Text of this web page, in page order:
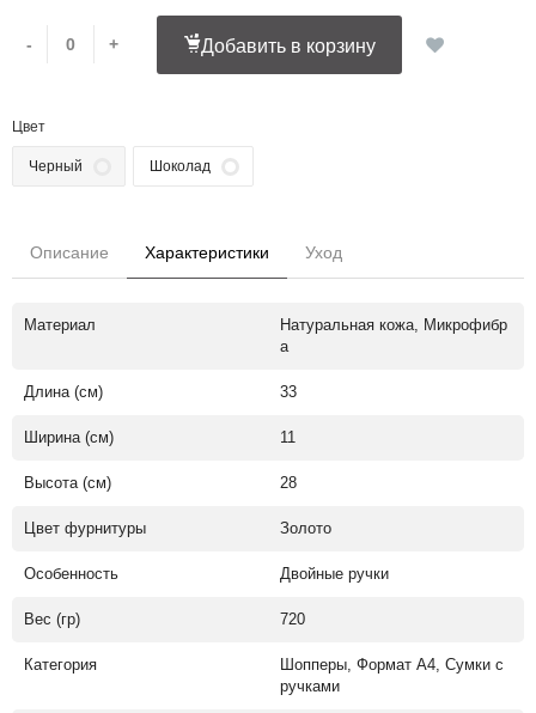
- + Добавить в корзину
Цвет
Черный Шоколад
Описание Характеристики Уход
Материал
Натуральная кожа, Микрофибр
а
Длина (см) 33
Ширина (см) 11
Высота (см) 28
Цвет фурнитуры Золото
Особенность Двойные ручки
Вес (гр) 720
Категория
Шопперы, Формат А4, Сумки с
ручками